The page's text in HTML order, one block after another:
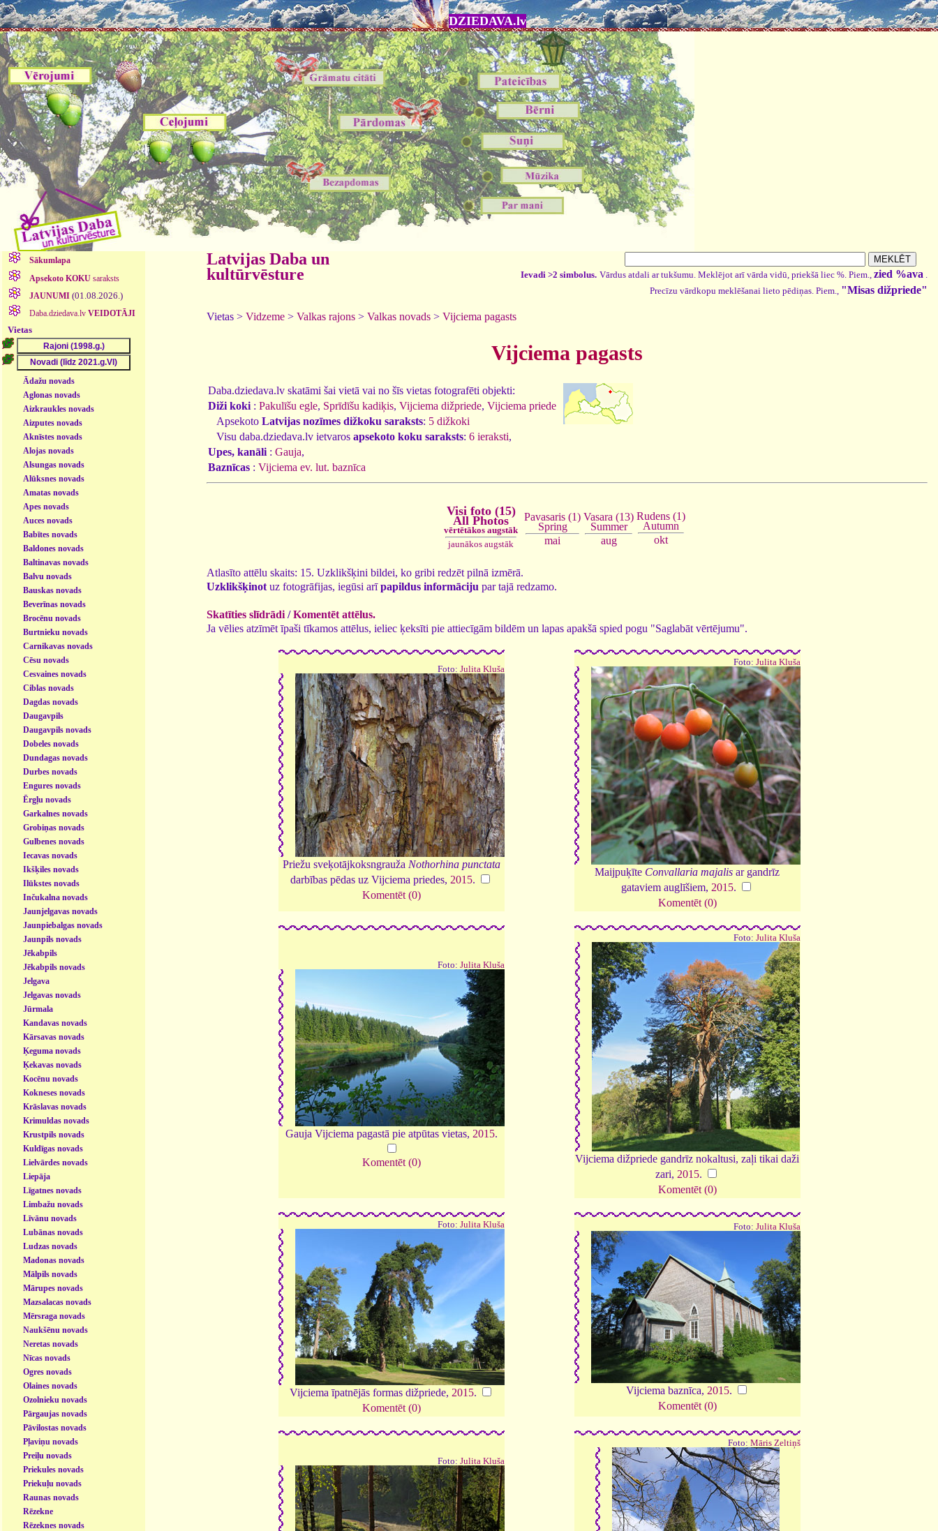
DZIEDAVA.lv
Sākumlapa
Apsekoto KOKUsaraksts
JAUNUMI (01.08.2026.)
Daba.dziedava.lv VEIDOTĀJI
Vietas
Ādažu novads
Aglonas novads
Aizkraukles novads
Aizputes novads
Aknīstes novads
Alojas novads
Alsungas novads
Alūksnes novads
Amatas novads
Apes novads
Auces novads
Babītes novads
Baldones novads
Baltinavas novads
Balvu novads
Bauskas novads
Beverīnas novads
Brocēnu novads
Burtnieku novads
Carnikavas novads
Cēsu novads
Cesvaines novads
Ciblas novads
Dagdas novads
Daugavpils
Daugavpils novads
Dobeles novads
Dundagas novads
Durbes novads
Engures novads
Ērgļu novads
Garkalnes novads
Grobiņas novads
Gulbenes novads
Iecavas novads
Ikšķiles novads
Ilūkstes novads
Inčukalna novads
Jaunjelgavas novads
Jaunpiebalgas novads
Jaunpils novads
Jēkabpils
Jēkabpils novads
Jelgava
Jelgavas novads
Jūrmala
Kandavas novads
Kārsavas novads
Ķeguma novads
Ķekavas novads
Kocēnu novads
Kokneses novads
Krāslavas novads
Krimuldas novads
Krustpils novads
Kuldīgas novads
Lielvārdes novads
Liepāja
Līgatnes novads
Limbažu novads
Līvānu novads
Lubānas novads
Ludzas novads
Madonas novads
Mālpils novads
Mārupes novads
Mazsalacas novads
Mērsraga novads
Naukšēnu novads
Neretas novads
Nīcas novads
Ogres novads
Olaines novads
Ozolnieku novads
Pārgaujas novads
Pāvilostas novads
Pļaviņu novads
Preiļu novads
Priekules novads
Priekuļu novads
Raunas novads
Rēzekne
Rēzeknes novads
Latvijas Daba un
kultūrvēsture
Ievadi >2 simbolus. Vārdus atdali ar tukšumu. Meklējot arī vārda vidū, priekšā liec %. Piem., zied %ava .
Precīzu vārdkopu meklēšanai lieto pēdiņas. Piem., "Misas dižpriede"
Vietas > Vidzeme > Valkas rajons > Valkas novads > Vijciema pagasts
Vijciema pagasts
Daba.dziedava.lv skatāmi šai vietā vai no šīs vietas fotografēti objekti:
Diži koki : Pakulīšu egle, Sprīdīšu kadiķis, Vijciema dižpriede, Vijciema priede
Apsekoto Latvijas nozīmes dižkoku saraksts: 5 dižkoki
Visu daba.dziedava.lv ietvaros apsekoto koku saraksts: 6 ieraksti,
Upes, kanāli : Gauja,
Baznīcas : Vijciema ev. lut. baznīca
Visi foto (15)
All Photos
vērtētākos augstāk
jaunākos augstāk
Pavasaris (1)
Spring
mai
Vasara (13)
Summer
aug
Rudens (1)
Autumn
okt
Atlasīto attēlu skaits: 15. Uzklikšķini bildei, ko gribi redzēt pilnā izmērā.
Uzklikšķinot uz fotogrāfijas, iegūsi arīpapildus informāciju par tajā redzamo.
Skatīties slīdrādi /Komentēt attēlus.
Ja vēlies atzīmēt īpaši tīkamos attēlus, ieliec ķeksīti pie attiecīgām bildēm un lapas apakšā spied pogu "Saglabāt vērtējumu".
Foto: Julita Kluša
Priežu sveķotājkoksngrauža Nothorhina punctata
darbības pēdas uz Vijciema priedes, 2015.
Komentēt (0)
Foto: Julita Kluša
Maijpuķīte Convallaria majalis ar gandrīz
gataviem auglīšiem, 2015.
Komentēt (0)
Foto: Julita Kluša
Gauja Vijciema pagastā pie atpūtas vietas, 2015.
Komentēt (0)
Foto: Julita Kluša
Vijciema dižpriede gandrīz nokaltusi, zaļi tikai daži
zari, 2015.
Komentēt (0)
Foto: Julita Kluša
Vijciema īpatnējās formas dižpriede, 2015.
Komentēt (0)
Foto: Julita Kluša
Vijciema baznīca, 2015.
Komentēt (0)
Foto: Julita Kluša
Foto: Māris Zeltiņš